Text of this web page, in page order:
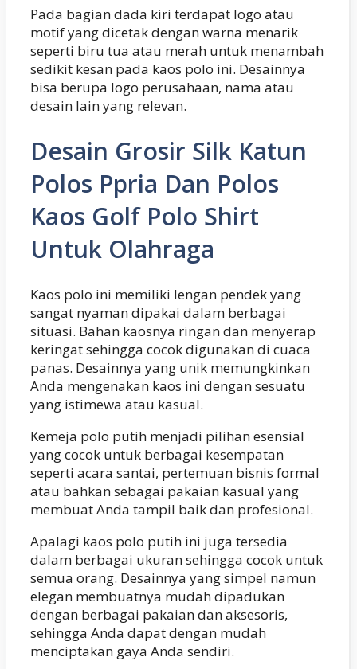
Pada bagian dada kiri terdapat logo atau
motif yang dicetak dengan warna menarik
seperti biru tua atau merah untuk menambah
sedikit kesan pada kaos polo ini. Desainnya
bisa berupa logo perusahaan, nama atau
desain lain yang relevan.
Desain Grosir Silk Katun
Polos Ppria Dan Polos
Kaos Golf Polo Shirt
Untuk Olahraga
Kaos polo ini memiliki lengan pendek yang
sangat nyaman dipakai dalam berbagai
situasi. Bahan kaosnya ringan dan menyerap
keringat sehingga cocok digunakan di cuaca
panas. Desainnya yang unik memungkinkan
Anda mengenakan kaos ini dengan sesuatu
yang istimewa atau kasual.
Kemeja polo putih menjadi pilihan esensial
yang cocok untuk berbagai kesempatan
seperti acara santai, pertemuan bisnis formal
atau bahkan sebagai pakaian kasual yang
membuat Anda tampil baik dan profesional.
Apalagi kaos polo putih ini juga tersedia
dalam berbagai ukuran sehingga cocok untuk
semua orang. Desainnya yang simpel namun
elegan membuatnya mudah dipadukan
dengan berbagai pakaian dan aksesoris,
sehingga Anda dapat dengan mudah
menciptakan gaya Anda sendiri.